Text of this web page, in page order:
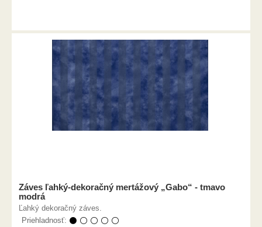
Záves ľahký-dekoračný mertážový „Gabo“ - tmavo
modrá
Ľahký dekoračný záves.
Priehladnosť: ⚫ ⚪ ⚪ ⚪ ⚪